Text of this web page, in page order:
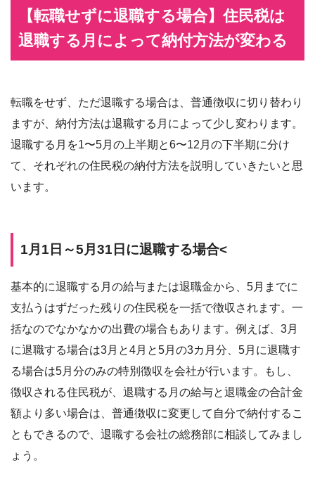
【転職せずに退職する場合】住民税は
退職する月によって納付方法が変わる
転職をせず、ただ退職する場合は、普通徴収に切り替わり
ますが、納付方法は退職する月によって少し変わります。
退職する月を1〜5月の上半期と6〜12月の下半期に分け
て、それぞれの住民税の納付方法を説明していきたいと思
います。
1月1日～5月31日に退職する場合<
基本的に退職する月の給与または退職金から、5月までに
支払うはずだった残りの住民税を一括で徴収されます。一
括なのでなかなかの出費の場合もあります。例えば、3月
に退職する場合は3月と4月と5月の3カ月分、5月に退職す
る場合は5月分のみの特別徴収を会社が行います。もし、
徴収される住民税が、退職する月の給与と退職金の合計金
額より多い場合は、普通徴収に変更して自分で納付するこ
ともできるので、退職する会社の総務部に相談してみまし
ょう。